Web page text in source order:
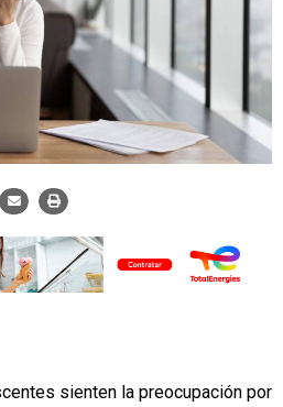
sienten la preocupación por